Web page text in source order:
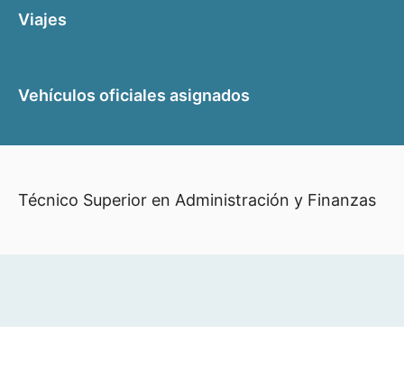
Viajes
Vehículos oficiales asignados
Técnico Superior en Administración y Finanzas